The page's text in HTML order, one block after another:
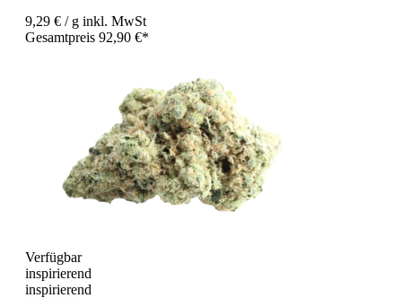
9,29 € / g inkl. MwSt
Gesamtpreis 92,90 €*
Verfügbar
inspirierend
inspirierend